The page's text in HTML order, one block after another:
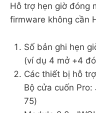
Hỗ trợ hẹn giờ đóng
firmware không cần
Số bản ghi hẹn
(ví dụ 4 mở +4
Các thiết bị hỗ
Bộ cửa cuốn Pro:
75)